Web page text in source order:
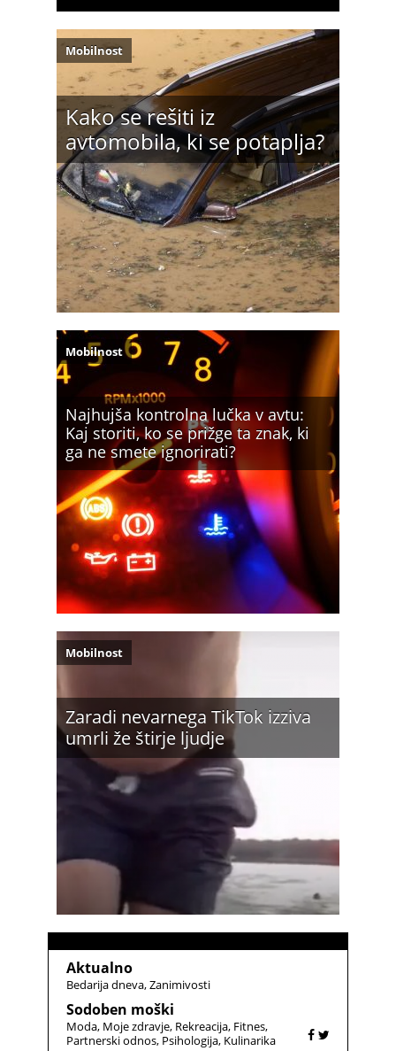
Kako se rešiti iz
avtomobila, ki se potaplja?
Mobilnost
Najhujša kontrolna lučka v avtu:
Kaj storiti, ko se prižge ta znak, ki
ga ne smete ignorirati?
Mobilnost
Zaradi nevarnega TikTok izziva
umrli že štirje ljudje
Mobilnost
Aktualno
Bedarija dneva Zanimivosti
Sodoben moški
Moda Moje zdravje Rekreacija Fitnes
Partnerski odnos Psihologija Kulinarika